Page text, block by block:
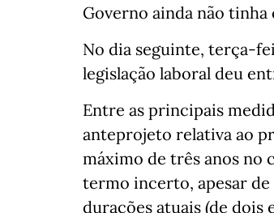
Governo ainda não tinha
No dia seguinte, terça-
legislação laboral deu
Entre as principais
anteprojeto relativa ao
máximo de três anos no
termo incerto, apesar
durações atuais (de dois